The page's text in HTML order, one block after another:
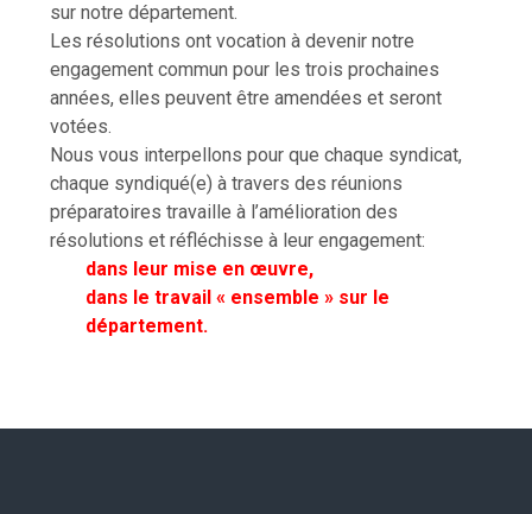
sur notre département.
Les résolutions ont vocation à devenir notre
engagement commun pour les trois prochaines
années, elles peuvent être amendées et seront
votées.
Nous vous interpellons pour que chaque syndicat,
chaque syndiqué(e) à travers des réunions
préparatoires travaille à l’amélioration des
résolutions et réfléchisse à leur engagement:
dans leur mise en œuvre,
dans le travail « ensemble » sur le
département.